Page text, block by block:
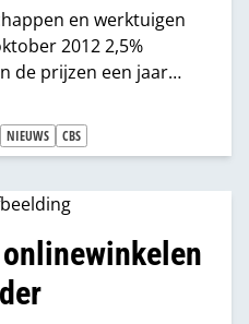
en werktuigen
2012 2,5%
de prijzen een jaar
de prijzen in september
NIEUWS CBS